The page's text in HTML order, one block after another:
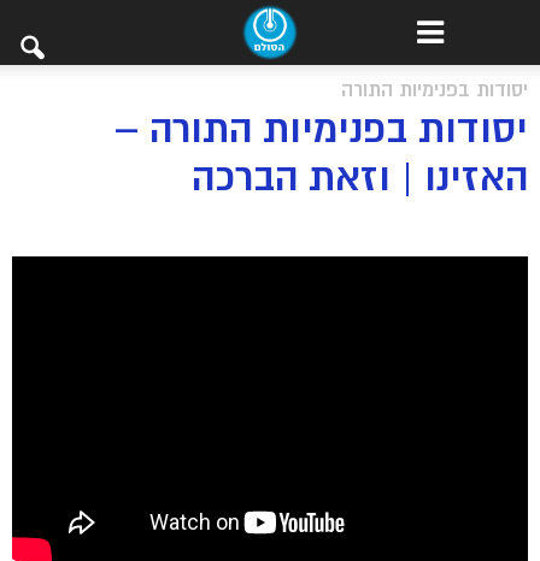
יסודות בפנימיות התורה
יסודות בפנימיות התורה –
האזינו | וזאת הברכה